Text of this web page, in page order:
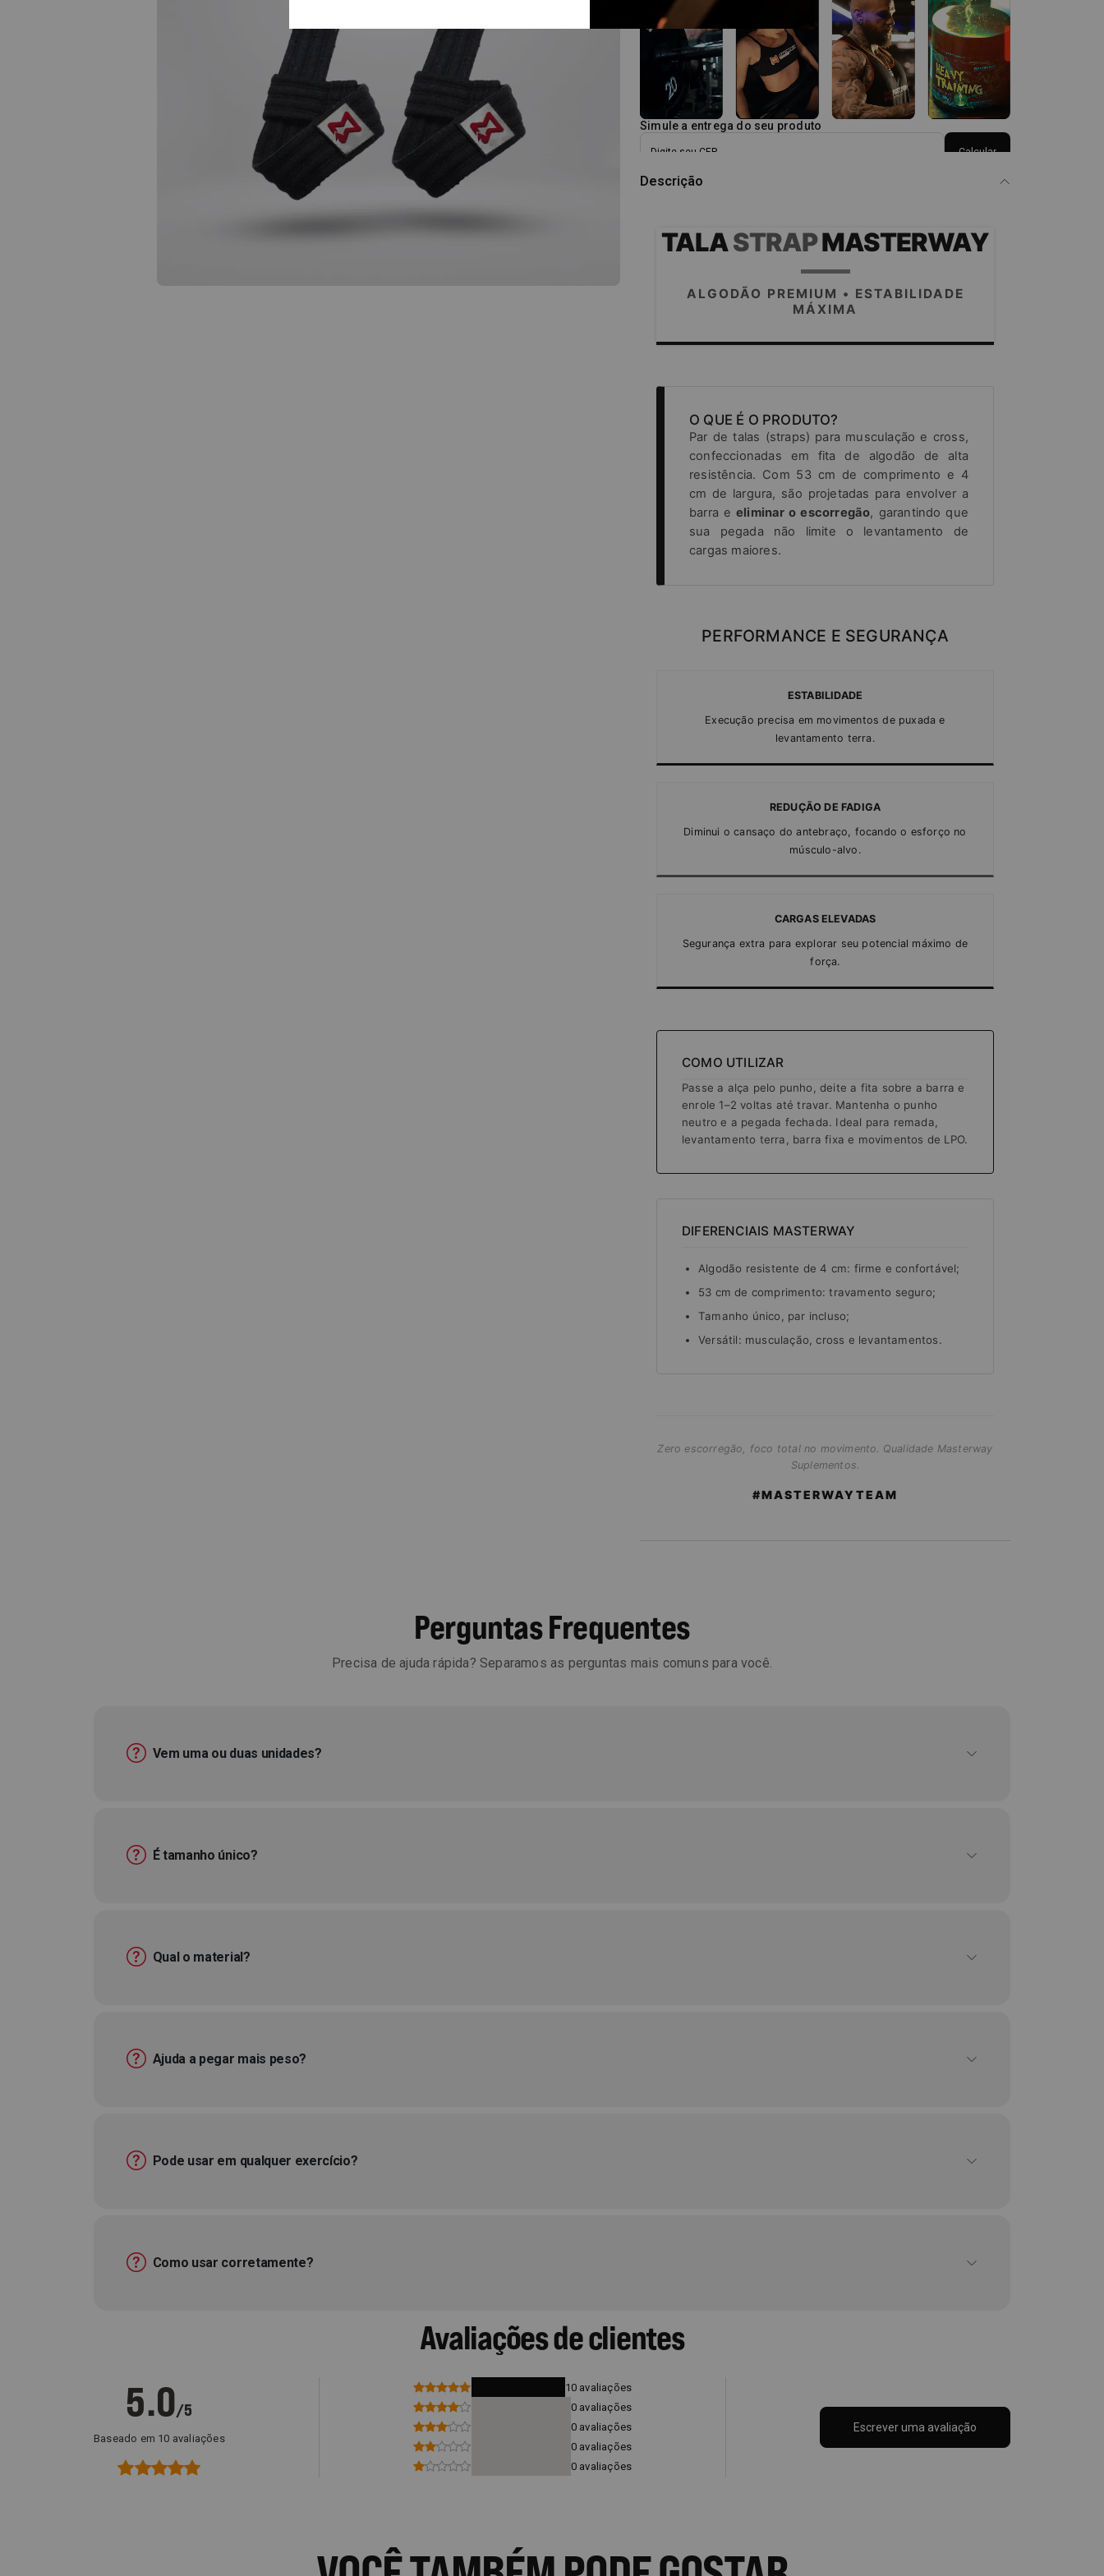
Simule a entrega do seu produto
Calcular
Descrição
TALASTRAPMASTERWAY
ALGODÃO PREMIUM • ESTABILIDADE
MÁXIMA
O QUE É O PRODUTO?
Par de talas (straps) para musculação e cross,
confeccionadas em fita de algodão de alta
resistência. Com 53 cm de comprimento e 4
cm de largura, são projetadas para envolver a
barra e eliminar o escorregão, garantindo que
sua pegada não limite o levantamento de
cargas maiores.
PERFORMANCE E SEGURANÇA
ESTABILIDADE
Execução precisa em movimentos de puxada e
levantamento terra.
REDUÇÃO DE FADIGA
Diminui o cansaço do antebraço, focando o esforço no
músculo-alvo.
CARGAS ELEVADAS
Segurança extra para explorar seu potencial máximo de
força.
COMO UTILIZAR
Passe a alça pelo punho, deite a fita sobre a barra e
enrole 1–2 voltas até travar. Mantenha o punho
neutro e a pegada fechada. Ideal para remada,
levantamento terra, barra fixa e movimentos de LPO.
DIFERENCIAIS MASTERWAY
Algodão resistente de 4 cm: firme e confortável;
53 cm de comprimento: travamento seguro;
Tamanho único, par incluso;
Versátil: musculação, cross e levantamentos.
Zero escorregão, foco total no movimento. Qualidade Masterway
Suplementos.
#MASTERWAYTEAM
Perguntas Frequentes
Precisa de ajuda rápida? Separamos as perguntas mais comuns para você.
Vem uma ou duas unidades?
É tamanho único?
Qual o material?
Ajuda a pegar mais peso?
Pode usar em qualquer exercício?
Como usar corretamente?
Avaliações de clientes
5.0/5
Baseado em 10 avaliações
10 avaliações
0 avaliações
0 avaliações
0 avaliações
0 avaliações
Escrever uma avaliação